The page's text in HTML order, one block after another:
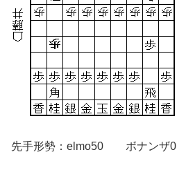
先手形勢：elmo50 ボナンザ0